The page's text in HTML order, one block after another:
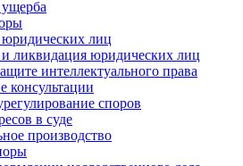
юридических лиц
и ликвидация юридических лиц
интеллектуального права
консультации
споров
в суде
производство